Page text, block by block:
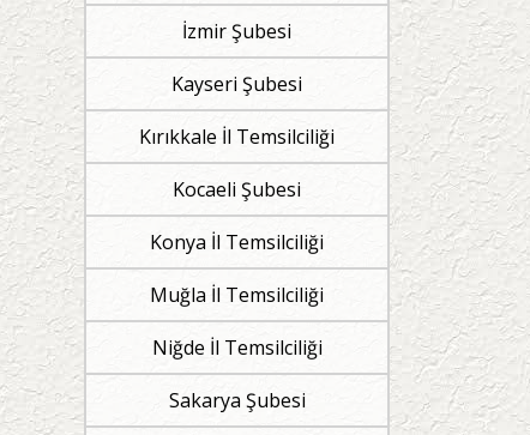
İzmir Şubesi
Kayseri Şubesi
Kırıkkale İl Temsilciliği
Kocaeli Şubesi
Konya İl Temsilciliği
Muğla İl Temsilciliği
Niğde İl Temsilciliği
Sakarya Şubesi